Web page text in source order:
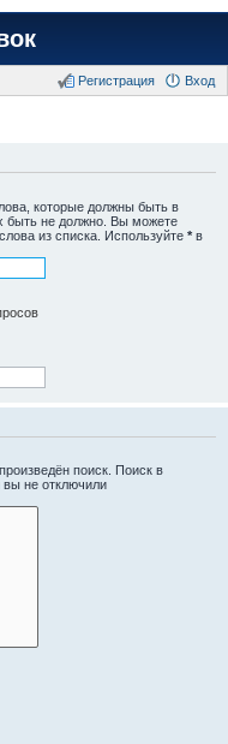
Вход
Регистрация
которые должны быть в
быть не должно. Вы можете
из списка. Используйте * в
поиск. Поиск в
вы не отключили